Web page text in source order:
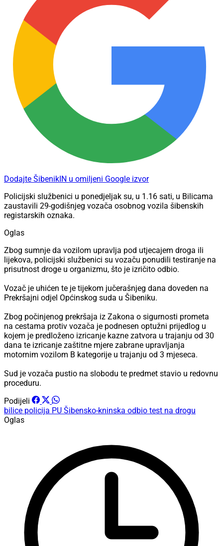
Dodajte ŠibenikIN u omiljeni Google izvor
Policijski službenici u ponedjeljak su, u 1.16 sati, u Bilicama
zaustavili 29-godišnjeg vozača osobnog vozila šibenskih
registarskih oznaka.
Oglas
Zbog sumnje da vozilom upravlja pod utjecajem droga ili
lijekova, policijski službenici su vozaču ponudili testiranje na
prisutnost droge u organizmu, što je izričito odbio.
Vozač je uhićen te je tijekom jučerašnjeg dana doveden na
Prekršajni odjel Općinskog suda u Šibeniku.
Zbog počinjenog prekršaja iz Zakona o sigurnosti prometa
na cestama protiv vozača je podnesen optužni prijedlog u
kojem je predloženo izricanje kazne zatvora u trajanju od 30
dana te izricanje zaštitne mjere zabrane upravljanja
motornim vozilom B kategorije u trajanju od 3 mjeseca.
Sud je vozača pustio na slobodu te predmet stavio u redovnu
proceduru.
Podijeli
bilice policija PU Šibensko-kninska odbio test na drogu
Oglas